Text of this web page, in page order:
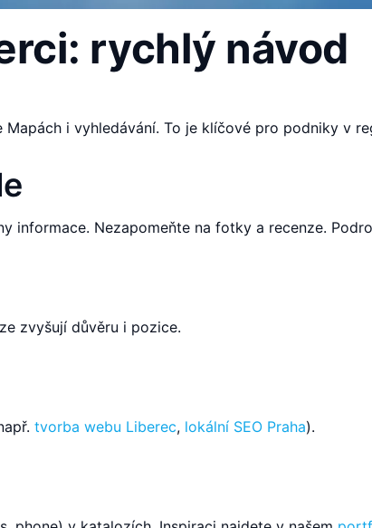
rychlý návod
i vyhledávání. To je klíčové pro podniky v
informace. Nezapomeňte na fotky a recenze.
zvyšují důvěru i pozice.
tvorba webu Liberec, lokální SEO Praha).